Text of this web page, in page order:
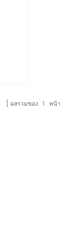
ผลรวมของ 1 หน้า